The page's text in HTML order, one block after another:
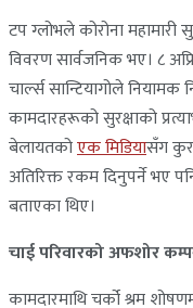
टप ग्लोभले कोरोना
विवरण सार्वजनिक भए। ८
चार्ल्स सान्टियागोले
कामदारहरूको सुरक्षाको
बेलायतकोएक मिडियासँग
अतिरिक्त रकम दिनुपर्ने भए
बताएका थिए।
चाई परिवारको अफशोर
कामदारमाथि चर्को श्रम